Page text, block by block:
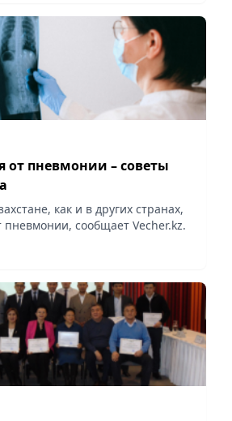
от пневмонии – советы
как и в других странах,
пневмонии, сообщает Vecher.kz.